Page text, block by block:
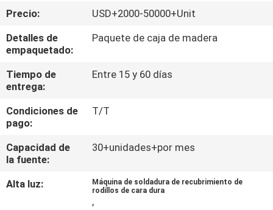
DE
CALIDAD
ÉNTRENOS
EN
CONTACTO
CON
Precio:
USD+2000-50000+Unit
Detalles de
empaquetado:
Paquete de caja de madera
Tiempo de
entrega:
Entre 15 y 60 días
Condiciones de
pago:
T/T
Capacidad de
la fuente:
30+unidades+por mes
Alta luz:
Máquina de soldadura de recubrimiento de
rodillos de cara dura
,